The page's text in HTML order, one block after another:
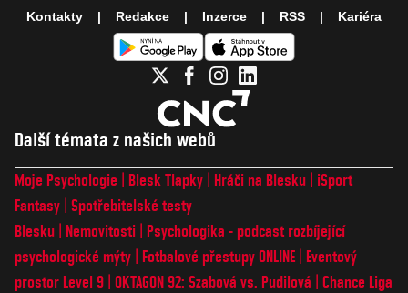
Další témata z našich webů
Moje Psychologie Blesk Tlapky Hráči na Blesku
iSport
Fantasy Spotřebitelské testy
Blesku
Nemovitosti
Psychologika - podcast rozbíjející
psychologické mýty
Fotbalové přestupy ONLINE
Eventový
prostor Level 9 OKTAGON 92: Szabová vs. Pudilová
Chance Liga
Kontakty Redakce Inzerce RSS Kariéra